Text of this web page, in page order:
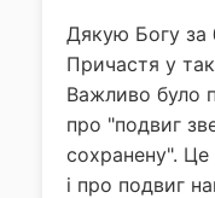
Дякую Богу за
Причастя у
Важливо було
про "подвиг
сохранену".
і про подвиг